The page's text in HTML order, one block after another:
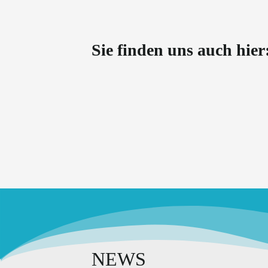
Sie finden uns auch
NEWS